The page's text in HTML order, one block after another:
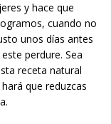
y hace que
cuando no
unos días antes
perdure. Sea
receta natural
que reduzcas